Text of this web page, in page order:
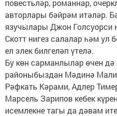
повестьләр, романнар,
авторлары бәйрәм итәләр.
язучылары Джон Голсуорси
Скотт нигез салалар һәм ул
ел элек билгеләп үтелә.
Бу көн сарманлылар өчен
районыбыздан Мәдинә
Рәфкать Кәрами, Адлер
Марсель Зарипов кебек
исемлекне тагы да дәвам